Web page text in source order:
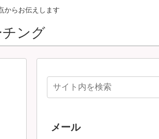
からお伝えします
ング
メール